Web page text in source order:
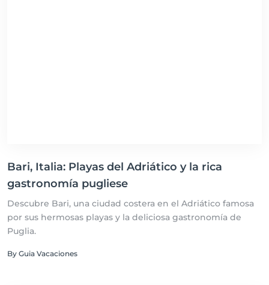
Bari, Italia: Playas del Adriático y la rica
gastronomía pugliese
Descubre Bari, una ciudad costera en el Adriático famosa
por sus hermosas playas y la deliciosa gastronomía de
Puglia.
By Guia Vacaciones